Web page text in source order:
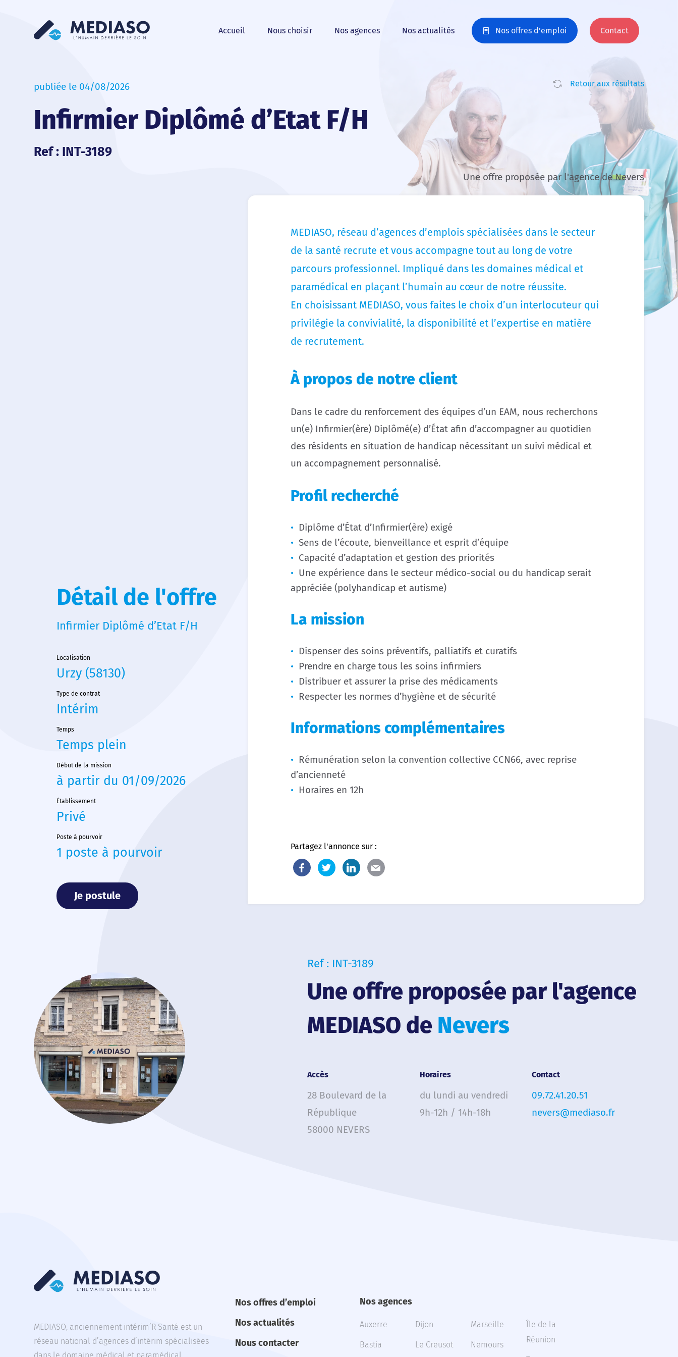
Accueil Nous choisir Nos agences Nos actualités Nos offres d’emploi Contact
Retour aux résultats
publiée le 04/08/2026
Infirmier Diplômé d’Etat F/H
Ref : INT-3189
Une offre proposée par l'agence de Nevers
Détail de l'offre
Infirmier Diplômé d’Etat F/H
Localisation
Urzy (58130)
Type de contrat
Intérim
Temps
Temps plein
Début de la mission
à partir du 01/09/2026
Établissement
Privé
Poste à pourvoir
1 poste à pourvoir
Je postule
MEDIASO, réseau d’agences d’emplois spécialisées dans le secteur
de la santé recrute et vous accompagne tout au long de votre
parcours professionnel. Impliqué dans les domaines médical et
paramédical en plaçant l’humain au cœur de notre réussite.
En choisissant MEDIASO, vous faites le choix d’un interlocuteur qui
privilégie la convivialité, la disponibilité et l’expertise en matière
de recrutement.
À propos de notre client
Dans le cadre du renforcement des équipes d’un EAM, nous recherchons
un(e) Infirmier(ère) Diplômé(e) d’État afin d’accompagner au quotidien
des résidents en situation de handicap nécessitant un suivi médical et
un accompagnement personnalisé.
Profil recherché
Diplôme d’État d’Infirmier(ère) exigé
Sens de l’écoute, bienveillance et esprit d’équipe
Capacité d’adaptation et gestion des priorités
Une expérience dans le secteur médico-social ou du handicap serait
appréciée (polyhandicap et autisme)
La mission
Dispenser des soins préventifs, palliatifs et curatifs
Prendre en charge tous les soins infirmiers
Distribuer et assurer la prise des médicaments
Respecter les normes d’hygiène et de sécurité
Informations complémentaires
Rémunération selon la convention collective CCN66, avec reprise
d’ancienneté
Horaires en 12h
Partagez l'annonce sur :
Ref : INT-3189
Une offre proposée par l'agence
MEDIASO de Nevers
Accès
28 Boulevard de la
République
58000 NEVERS
Horaires
du lundi au vendredi
9h-12h / 14h-18h
Contact
09.72.41.20.51
nevers@mediaso.fr
MEDIASO, anciennement intérim’R Santé est un
réseau national d’agences d’intérim spécialisées
Nos offres d’emploi
Nos actualités
Nous contacter
Nos agences
Auxerre
Bastia
Dijon
Le Creusot
Marseille
Nemours
Île de la
Réunion